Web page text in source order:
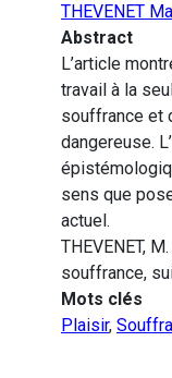
THEVENET
Abstract
L’article
travail à la
souffrance et
dangereuse.
sens que
actuel.
THEVENET,
souffrance,
Mots clés
Plaisir,